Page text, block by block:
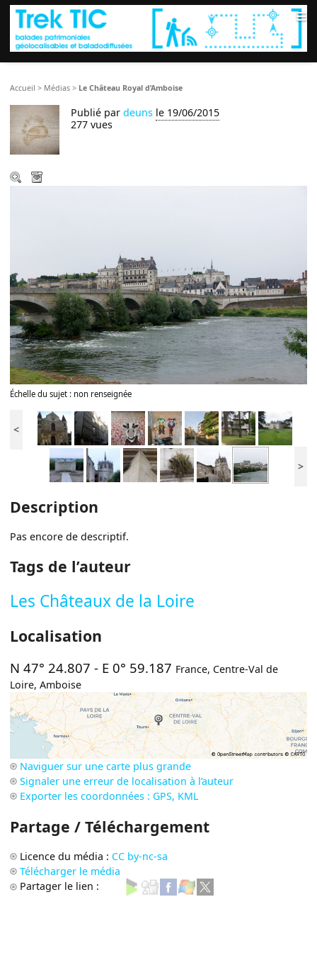
≡
Accueil > Médias > Le Château Royal d’Amboise
Publié pardeuns le 19/06/2015
277 vues
Échelle du sujet : non renseignée
<
>
Description
Pas encore de descriptif.
Tags de l’auteur
Les Châteaux de la Loire
Localisation
N 47° 24.807 - E 0° 59.187 France, Centre-Val de
Loire,Amboise
Naviguer sur une carte plus grande
Signaler une erreur de localisation à l’auteur
Exporter les coordonnées : GPS, KML
Partage / Téléchargement
Licence du média : CC by-nc-sa
Télécharger le média
Partager le lien :